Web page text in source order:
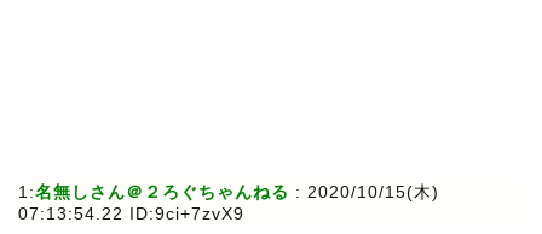
1:名無しさん＠２ろぐちゃんねる : 2020/10/15(木)
07:13:54.22 ID:9ci+7zvX9